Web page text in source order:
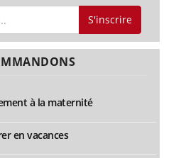
S'inscrire
à la maternité
en vacances